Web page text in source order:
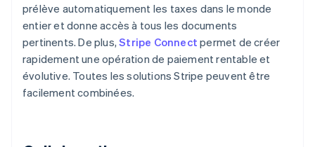
prélève automatiquement les taxes dans le monde
entier et donne accès à tous les documents
pertinents. De plus,Stripe Connect permet de créer
rapidement une opération de paiement rentable et
évolutive. Toutes les solutions Stripe peuvent être
facilement combinées.